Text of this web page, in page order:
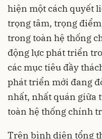
hiện một cách quyết
trọng tâm, trọng
trong toàn hệ thống
động lực phát triển
các mục tiêu đầy
phát triển mới đang
nhất, nhất quán giữa
toàn hệ thống chính
Trên bình diện tổng